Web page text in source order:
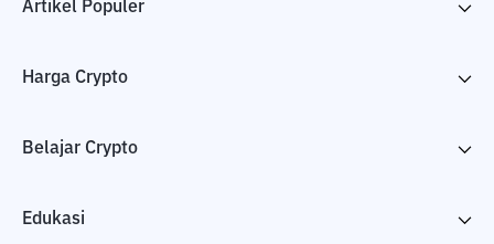
Artikel Populer
Harga Crypto
Belajar Crypto
Edukasi